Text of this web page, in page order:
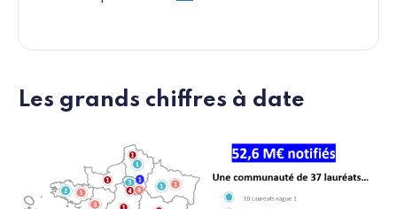
Les grands chiffres à date